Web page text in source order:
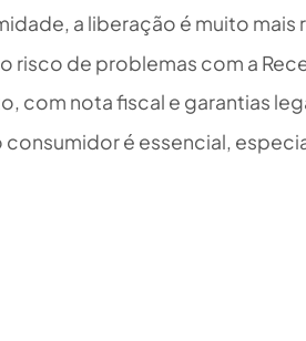
a liberação é muito mais
risco de problemas com a
com nota fiscal e garantias
é essencial,